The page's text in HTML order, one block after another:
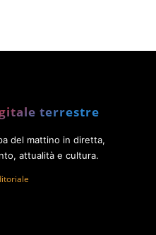
terrestre
del mattino in diretta,
attualità e cultura.